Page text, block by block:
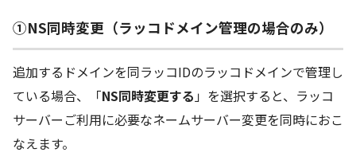
①NS同時変更（ラッコドメイン管理の場合のみ）
追加するドメインを同ラッコIDのラッコドメインで管理し
ている場合、「NS同時変更する」を選択すると、ラッコ
サーバーご利用に必要なネームサーバー変更を同時におこ
なえます。